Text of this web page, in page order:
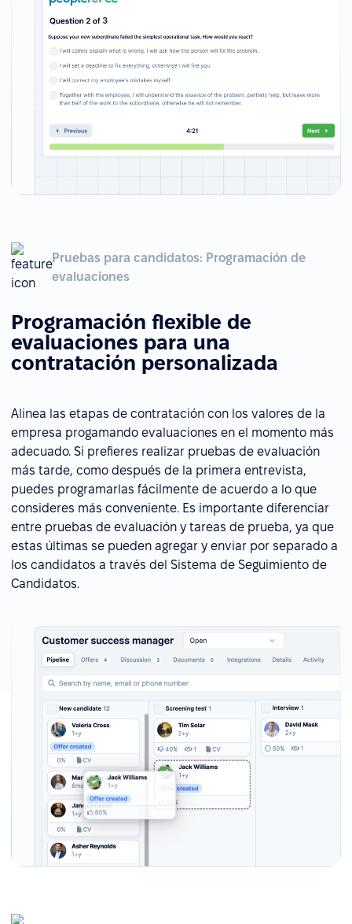
Pruebas para candidatos: Programación de
evaluaciones
Programación flexible de
evaluaciones para una
contratación personalizada
Alinea las etapas de contratación con los valores de la
empresa progamando evaluaciones en el momento más
adecuado. Si prefieres realizar pruebas de evaluación
más tarde, como después de la primera entrevista,
puedes programarlas fácilmente de acuerdo a lo que
consideres más conveniente. Es importante diferenciar
entre pruebas de evaluación y tareas de prueba, ya que
estas últimas se pueden agregar y enviar por separado a
los candidatos a través del Sistema de Seguimiento de
Candidatos.